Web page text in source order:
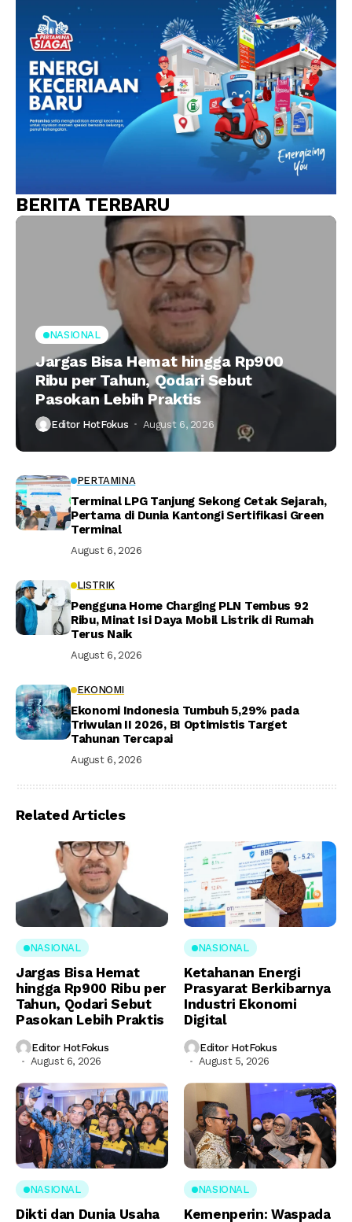
BERITA TERBARU
NASIONAL
Jargas Bisa Hemat hingga Rp900
Ribu per Tahun, Qodari Sebut
Pasokan Lebih Praktis
Editor HotFokus August 6, 2026
PERTAMINA
Terminal LPG Tanjung Sekong Cetak Sejarah,
Pertama di Dunia Kantongi Sertifikasi Green
Terminal
August 6, 2026
LISTRIK
Pengguna Home Charging PLN Tembus 92
Ribu, Minat Isi Daya Mobil Listrik di Rumah
Terus Naik
August 6, 2026
EKONOMI
Ekonomi Indonesia Tumbuh 5,29% pada
Triwulan II 2026, BI Optimistis Target
Tahunan Tercapai
August 6, 2026
Related Articles
NASIONAL
Jargas Bisa Hemat
hingga Rp900 Ribu per
Tahun, Qodari Sebut
Pasokan Lebih Praktis
Editor HotFokus
August 6, 2026
NASIONAL
Ketahanan Energi
Prasyarat Berkibarnya
Industri Ekonomi
Digital
Editor HotFokus
August 5, 2026
NASIONAL
Dikti dan Dunia Usaha
NASIONAL
Kemenperin: Waspada